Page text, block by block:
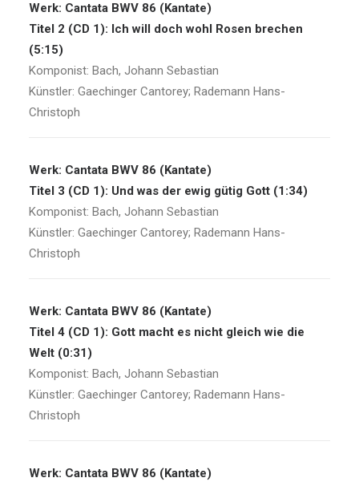
Werk: Cantata BWV 86 (Kantate)
Titel 2 (CD 1): Ich will doch wohl Rosen brechen
(5:15)
Komponist: Bach, Johann Sebastian
Künstler: Gaechinger Cantorey; Rademann Hans-
Christoph
Werk: Cantata BWV 86 (Kantate)
Titel 3 (CD 1): Und was der ewig gütig Gott (1:34)
Komponist: Bach, Johann Sebastian
Künstler: Gaechinger Cantorey; Rademann Hans-
Christoph
Werk: Cantata BWV 86 (Kantate)
Titel 4 (CD 1): Gott macht es nicht gleich wie die
Welt (0:31)
Komponist: Bach, Johann Sebastian
Künstler: Gaechinger Cantorey; Rademann Hans-
Christoph
Werk: Cantata BWV 86 (Kantate)